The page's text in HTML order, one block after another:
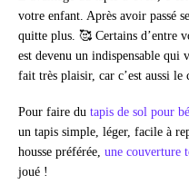
votre enfant. Après avoir passé
quitte plus. 🥰 Certains d’entre
est devenu un indispensable qui
fait très plaisir, car c’est aussi le
Pour faire du tapis de sol pour
un tapis simple, léger, facile à
housse préférée, une couverture
joué !